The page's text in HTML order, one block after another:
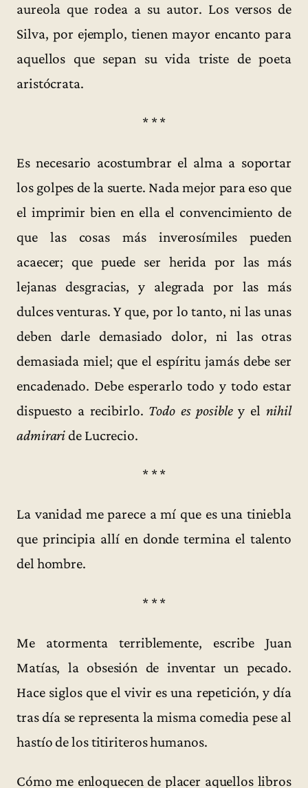
aureola que rodea a su autor. Los versos de
Silva, por ejemplo, tienen mayor encanto para
aquellos que sepan su vida triste de poeta
aristócrata.
* * *
Es necesario acostumbrar el alma a soportar
los golpes de la suerte. Nada mejor para eso que
el imprimir bien en ella el convencimiento de
que las cosas más inverosímiles pueden
acaecer; que puede ser herida por las más
lejanas desgracias, y alegrada por las más
dulces venturas. Y que, por lo tanto, ni las unas
deben darle demasiado dolor, ni las otras
demasiada miel; que el espíritu jamás debe ser
encadenado. Debe esperarlo todo y todo estar
dispuesto a recibirlo. Todo es posibley el nihil
admiraride Lucrecio.
* * *
La vanidad me parece a mí que es una tiniebla
que principia allí en donde termina el talento
del hombre.
* * *
Me atormenta terriblemente, escribe Juan
Matías, la obsesión de inventar un pecado.
Hace siglos que el vivir es una repetición, y día
tras día se representa la misma comedia pese al
hastío de los titiriteros humanos.
Cómo me enloquecen de placer aquellos libros